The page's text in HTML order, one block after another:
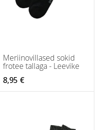
Meriinovillased sokid
frotee tallaga - Leevike
8,95 €